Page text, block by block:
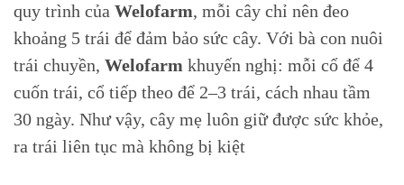
quy trình của Welofarm, mỗi cây chỉ nên đeo
khoảng 5 trái để đảm bảo sức cây. Với bà con nuôi
trái chuyền, Welofarm khuyến nghị: mỗi cổ để 4
cuốn trái, cổ tiếp theo để 2–3 trái, cách nhau tầm
30 ngày. Như vậy, cây mẹ luôn giữ được sức khỏe,
ra trái liên tục mà không bị kiệt